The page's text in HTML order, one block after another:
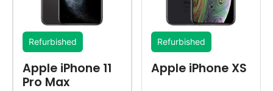
Refurbished
Apple iPhone 11
Pro Max
Refurbished
Apple iPhone XS